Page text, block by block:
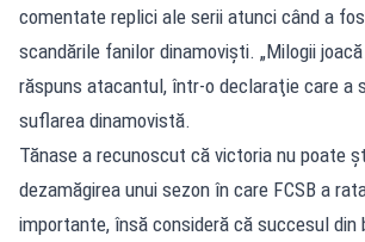
comentate replici ale serii atunci când a
scandările fanilor dinamovişti. „Milogii joacă
răspuns atacantul, într-o declaraţie care a
suflarea dinamovistă.
Tănase a recunoscut că victoria nu poate
dezamăgirea unui sezon în care FCSB a
importante, însă consideră că succesul din